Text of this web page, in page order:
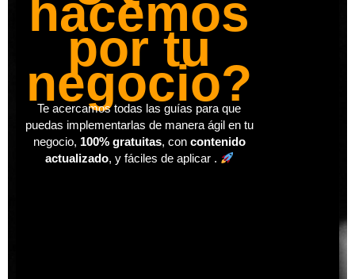
hacemos
por tu
negocio?
Te acercamos todas las guías para que
puedas implementarlas de manera ágil en tu
negocio, 100% gratuitas, con contenido
actualizado, y fáciles de aplicar .